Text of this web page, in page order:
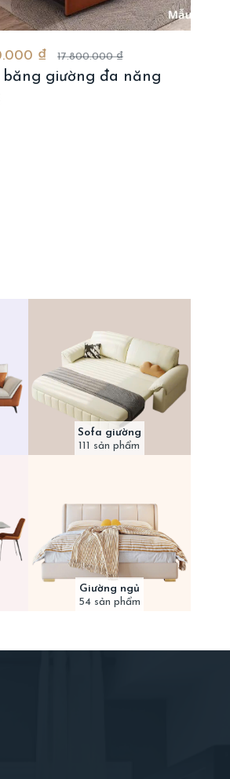
₫ 17.800.000 ₫
băng giường đa năng
Sofa giường
111 sản phẩm
Giường ngủ
54 sản phẩm